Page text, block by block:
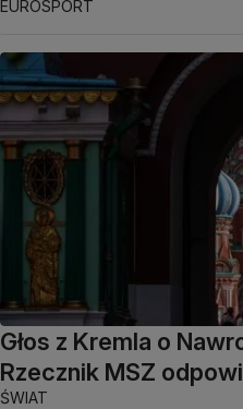
EUROSPORT
Głos z Kremla o
Rzecznik MSZ
ŚWIAT